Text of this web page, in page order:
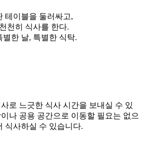
테이블을 둘러싸고,
천히 식사를 한다.
한 날, 특별한 식탁.
로 느긋한 식사 시간을 보내실 수 있
나 공용 공간으로 이동할 필요는 없으
식사하실 수 있습니다.